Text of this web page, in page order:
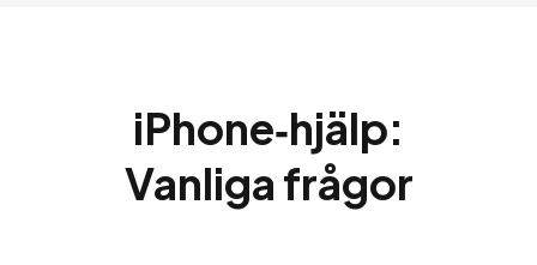
iPhone‑hjälp:
Vanliga frågor